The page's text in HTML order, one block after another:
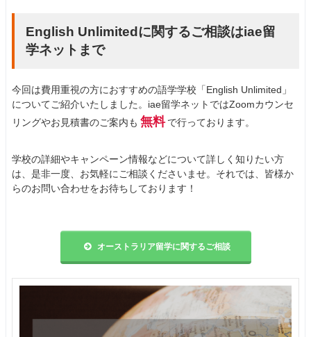
English Unlimitedに関するご相談はiae留
学ネットまで
今回は費用重視の方におすすめの語学学校「English Unlimited」
についてご紹介いたしました。iae留学ネットではZoomカウンセ
リングやお見積書のご案内も 無料 で行っております。
学校の詳細やキャンペーン情報などについて詳しく知りたい方
は、是非一度、お気軽にご相談くださいませ。それでは、皆様か
らのお問い合わせをお待ちしております！
オーストラリア留学に関するご相談